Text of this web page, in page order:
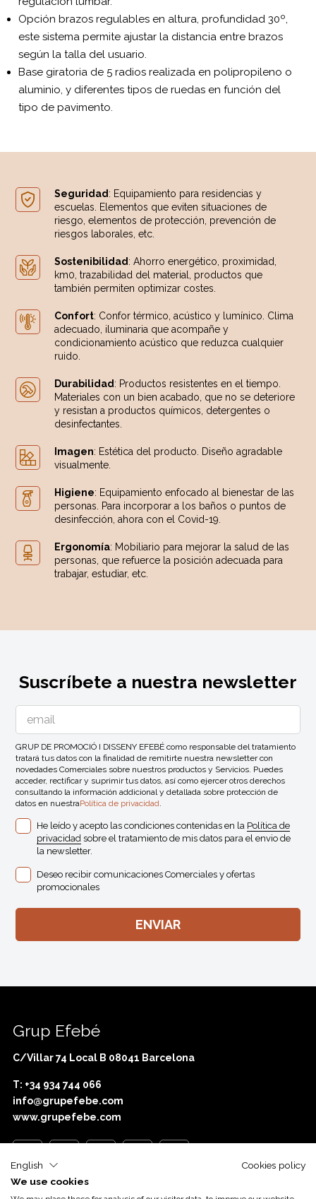
Opción brazos regulables en altura, profundidad 30º,
este sistema permite ajustar la distancia entre brazos
según la talla del usuario.
Base giratoria de 5 radios realizada en polipropileno o
aluminio, y diferentes tipos de ruedas en función del
tipo de pavimento.
Seguridad : Equipamiento para residencias y
escuelas. Elementos que eviten situaciones de
riesgo, elementos de protección, prevención de
riesgos laborales, etc.
Sostenibilidad : Ahorro energético, proximidad,
km0, trazabilidad del material, productos que
también permiten optimizar costes.
Confort: Confor térmico, acústico y lumínico. Clima
adecuado, iluminaria que acompañe y
condicionamiento acústico que reduzca cualquier
ruido.
Durabilidad : Productos resistentes en el tiempo.
Materiales con un bien acabado, que no se deteriore
y resistan a productos químicos, detergentes o
desinfectantes.
Imagen: Estética del producto. Diseño agradable
visualmente.
Higiene: Equipamiento enfocado al bienestar de las
personas. Para incorporar a los baños o puntos de
desinfección, ahora con el Covid-19.
Ergonomía: Mobiliario para mejorar la salud de las
personas, que refuerce la posición adecuada para
trabajar, estudiar, etc.
Suscríbete a nuestra newsletter
GRUP DE PROMOCIÓ I DISSENY EFEBÉ como responsable del tratamiento
tratará tus datos con la finalidad de remitirte nuestra newsletter con
novedades Comerciales sobre nuestros productos y Servicios. Puedes
acceder, rectificar y suprimir tus datos, así como ejercer otros derechos
consultando la información addicional y detallada sobre protección de
datos en nuestraPolítica de privacidad.
He leído y acepto las condiciones contenidas en la Política de
privacidad sobre el tratamiento de mis datos para el envio de
la newsletter.
Deseo recibir comunicaciones Comerciales y ofertas
promocionales
Grup Efebé
C/Villar 74 Local B 08041 Barcelona
T: +34 934 744 066
info@grupefebe.com
www.grupefebe.com
English
Cookies policy
We use cookies